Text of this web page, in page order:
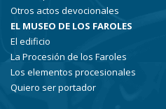
Otros actos devocionales
EL MUSEO DE LOS FAROLES
El edificio
La Procesión de los Faroles
Los elementos procesionales
Quiero ser portador